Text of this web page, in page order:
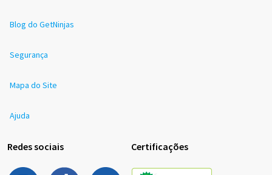
Blog do GetNinjas
Segurança
Mapa do Site
Ajuda
Redes sociais Certificações